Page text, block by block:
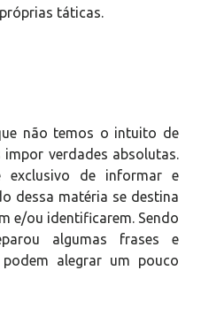
táticas.
não temos o intuito de
verdades absolutas.
de informar e
dessa matéria se destina
e/ou identificarem. Sendo
algumas frases e
alegrar um pouco